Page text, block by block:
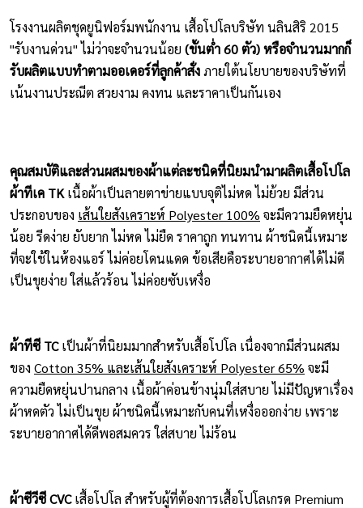
ตัวอย่างปกเสื้อโปโล
ตัวอย่างแขนเสื้อโปโล
โรงงานผลิตชุดยูนิฟอร์มพนักงาน เสื้อโปโลบริษัท นลินสิริ 2015
"รับงานด่วน" ไม่ว่าจะจำนวนน้อย (ขั้นต่ำ 60 ตัว) หรือจำนวนมากก็
รับผลิตแบบทำตามออเดอร์ที่ลูกค้าสั่งภายใต้นโยบายของบริษัทที่
เน้นงานประณีต สวยงาม คงทน และราคาเป็นกันเอง
คุณสมบัติและส่วนผสมของผ้าแต่ละชนิดที่นิยมนำมาผลิตเสื้อโปโล
ผ้าทีเค TKเนื้อผ้าเป็นลายตาข่ายแบบจุติไม่หด ไม่ย้วย มีส่วน
ประกอบของ เส้นใยสังเคราะห์ Polyester 100% จะมีความยืดหยุ่น
น้อย รีดง่าย ยับยาก ไม่หด ไม่ยืด ราคาถูก ทนทาน ผ้าชนิดนี้เหมาะ
ที่จะใช้ในห้องแอร์ ไม่ค่อยโดนแดด ข้อเสียคือระบายอากาศได้ไม่ดี
เป็นขุยง่าย ใส่แล้วร้อน ไม่ค่อยซับเหงื่อ
ผ้าทีซี TCเป็นผ้าที่นิยมมากสำหรับเสื้อโปโล เนื่องจากมีส่วนผสม
ของ Cotton 35% และเส้นใยสังเคราะห์ Polyester 65% จะมี
ความยืดหยุ่นปานกลาง เนื้อผ้าค่อนข้างนุ่มใส่สบาย ไม่มีปัญหาเรื่อง
ผ้าหดตัว ไม่เป็นขุย ผ้าชนิดนี้เหมาะกับคนที่เหงื่อออกง่าย เพราะ
ระบายอากาศได้ดีพอสมควร ใส่สบาย ไม่ร้อน
ผ้าซีวีซี CVCเสื้อโปโล สำหรับผู้ที่ต้องการเสื้อโปโลเกรด Premium